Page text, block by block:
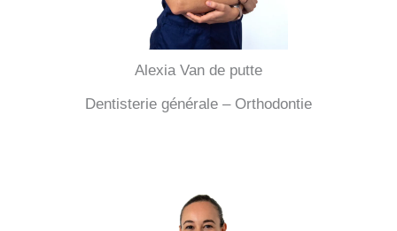
Alexia Van de putte
Dentisterie générale – Orthodontie